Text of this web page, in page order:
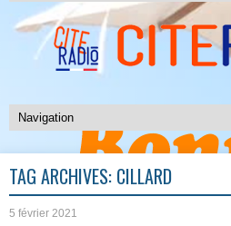
TAG ARCHIVES: CILLARD
5 février 2021